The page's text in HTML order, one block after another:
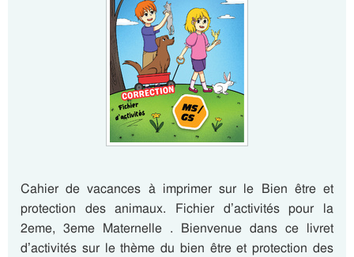
Cahier de vacances à imprimer sur le Bien être et
protection des animaux. Fichier d’activités pour la
2eme, 3eme Maternelle . Bienvenue dans ce livret
d’activités sur le thème du bien être et protection des